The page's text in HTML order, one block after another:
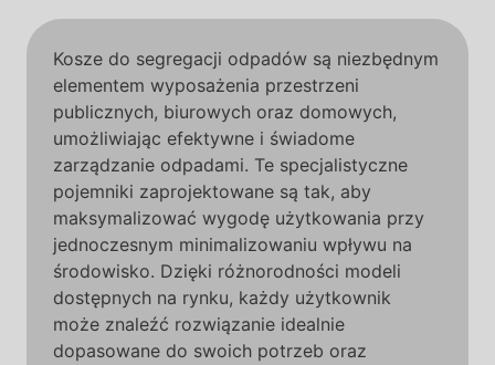
Kosze do segregacji odpadów są niezbędnym
elementem wyposażenia przestrzeni
publicznych, biurowych oraz domowych,
umożliwiając efektywne i świadome
zarządzanie odpadami. Te specjalistyczne
pojemniki zaprojektowane są tak, aby
maksymalizować wygodę użytkowania przy
jednoczesnym minimalizowaniu wpływu na
środowisko. Dzięki różnorodności modeli
dostępnych na rynku, każdy użytkownik
może znaleźć rozwiązanie idealnie
dopasowane do swoich potrzeb oraz